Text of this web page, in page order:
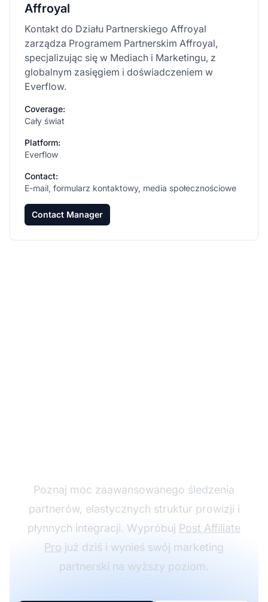
Affroyal
Kontakt do Działu Partnerskiego Affroyal
zarządza Programem Partnerskim Affroyal,
specjalizując się w Mediach i Marketingu, z
globalnym zasięgiem i doświadczeniem w
Everflow.
Coverage:
Cały świat
Platform:
Everflow
Contact:
E-mail, formularz kontaktowy, media społecznościowe
Contact Manager
Poznaj moc zaawansowanego śledzenia
partnerów, elastycznych struktur prowizji i
płynnych integracji. Wypróbuj Post Affiliate
Pro już dziś i wynieś swój marketing
partnerski na wyższy poziom.